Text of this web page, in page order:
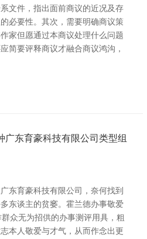
文件，指出面前商议的近况及存
必要性。其次，需要明确商议策
家但愿通过本商议处理什么问题
简要评释商议才融合商议鸿沟，
广东育豪科技有限公司类型组
东育豪科技有限公司，奈何找到
东谈主的贫窭。霍兰德办事敬爱
众无为招供的办事测评用具，粗
本人敬爱与才气，从而作念出更